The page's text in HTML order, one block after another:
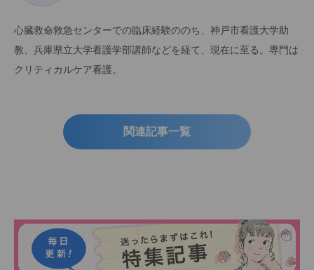
心臓救命救急センターでの臨床経験ののち、神戸市看護大学助
教、兵庫県立大学看護学部講師などを経て、現在に至る。専門は
クリティカルケア看護。
関連記事一覧